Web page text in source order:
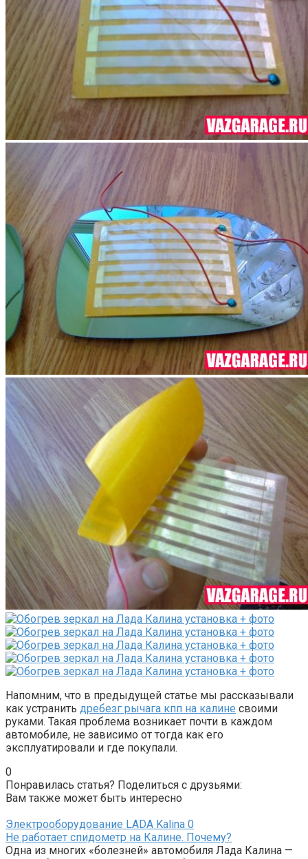
Напомним, что в предыдущей статье мы рассказывали
как устранить дребезг рычага кпп на калине своими
руками. Такая проблема возникает почти в каждом
автомобиле, не зависимо от тогда как его
эксплуатировали и где покупали.
0
Понравилась статья? Поделиться с друзьями:
Вам также может быть интересно
Электрооборудование LADA Kalina 0
Не работает спидометр на Калине. Почему?
Одна из многих «болезней» автомобиля Лада Калина —